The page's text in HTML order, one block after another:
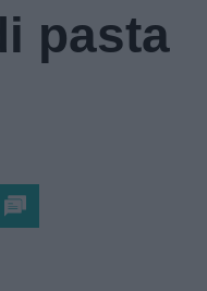
pasta